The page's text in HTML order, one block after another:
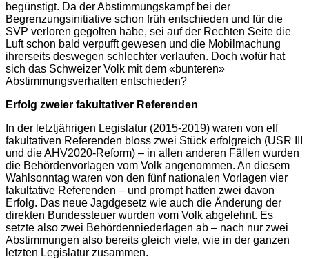
begünstigt. Da der Abstimmungskampf bei der
Begrenzungsinitiative schon früh entschieden und für die
SVP verloren gegolten habe, sei auf der Rechten Seite die
Luft schon bald verpufft gewesen und die Mobilmachung
ihrerseits deswegen schlechter verlaufen. Doch wofür hat
sich das Schweizer Volk mit dem «bunteren»
Abstimmungsverhalten entschieden?
Erfolg zweier fakultativer Referenden
In der letztjährigen Legislatur (2015-2019) waren von elf
fakultativen Referenden bloss zwei Stück erfolgreich (USR III
und die AHV2020-Reform) – in allen anderen Fällen wurden
die Behördenvorlagen vom Volk angenommen. An diesem
Wahlsonntag waren von den fünf nationalen Vorlagen vier
fakultative Referenden – und prompt hatten zwei davon
Erfolg. Das neue Jagdgesetz wie auch die Änderung der
direkten Bundessteuer wurden vom Volk abgelehnt. Es
setzte also zwei Behördenniederlagen ab – nach nur zwei
Abstimmungen also bereits gleich viele, wie in der ganzen
letzten Legislatur zusammen.